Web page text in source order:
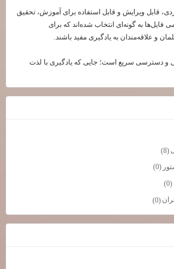
قابل ویرایش و قابل استفاده برای آموزش، تحقیق
به گونه‌ای انتخاب شده‌اند که برای
و علاقه‌مندان به یادگیری مفید باشند.
و دسترسی سریع است؛ جایی که یادگیری با لذت
(8)
(0)
(0)
(0)